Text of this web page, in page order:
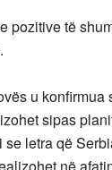
pozitive të
u
sipas
letra që
në